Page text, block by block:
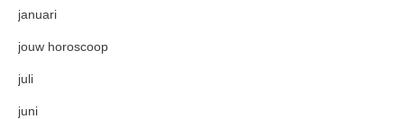
januari
jouw horoscoop
juli
juni